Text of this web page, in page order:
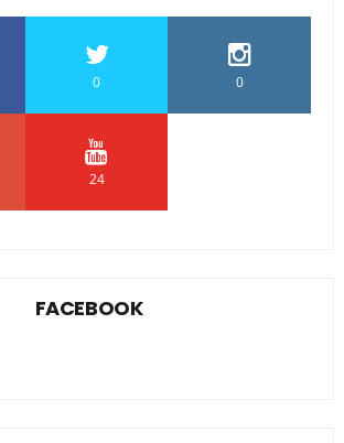
0 0
24
FACEBOOK